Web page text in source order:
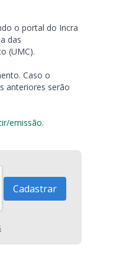
o portal do Incra
das
(UMC).
Caso o
anteriores serão
emissão.